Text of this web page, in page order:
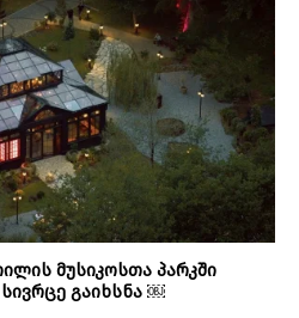
მუსიკოსთა პარკში
გაიხსნა ￼